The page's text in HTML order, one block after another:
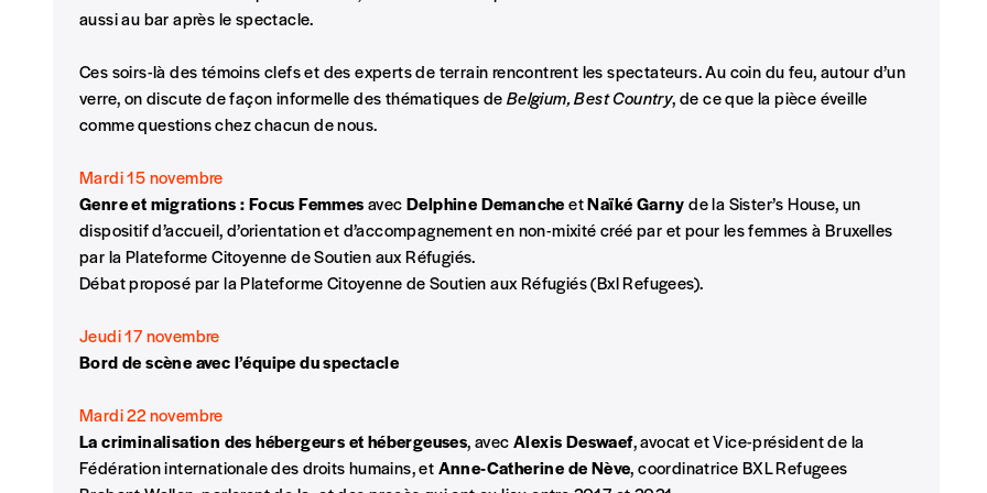
Édition papier (livraison en Belgique uniquement)
AJOUTER
Édition numérique
AJOUTER
Offre découverte
Vous souhaitez découvrirImag? Nous vous offrons les deux derniers numéros publiés.
aussi au bar après le spectacle.
Ces soirs-là des témoins clefs et des experts de terrain rencontrent les spectateurs. Au coin du feu, autour d’un
verre, on discute de façon informelle des thématiques deBelgium, Best Country, de ce que la pièce éveille
comme questions chez chacun de nous.
Mardi 15 novembre
Genre et migrations : Focus FemmesavecDelphine DemancheetNaïké Garnyde la Sister’s House, un
dispositif d’accueil, d’orientation et d’accompagnement en non-mixité créé par et pour les femmes à Bruxelles
par la Plateforme Citoyenne de Soutien aux Réfugiés.
Débat proposé par la Plateforme Citoyenne de Soutien aux Réfugiés (Bxl Refugees).
Jeudi 17 novembre
Bord de scène avec l’équipe du spectacle
Mardi 22 novembre
La criminalisation des hébergeurs et hébergeuses, avecAlexis Deswaef, avocat et Vice-président de la
Fédération internationale des droits humains, etAnne-Catherine de Nève, coordinatrice BXL Refugees